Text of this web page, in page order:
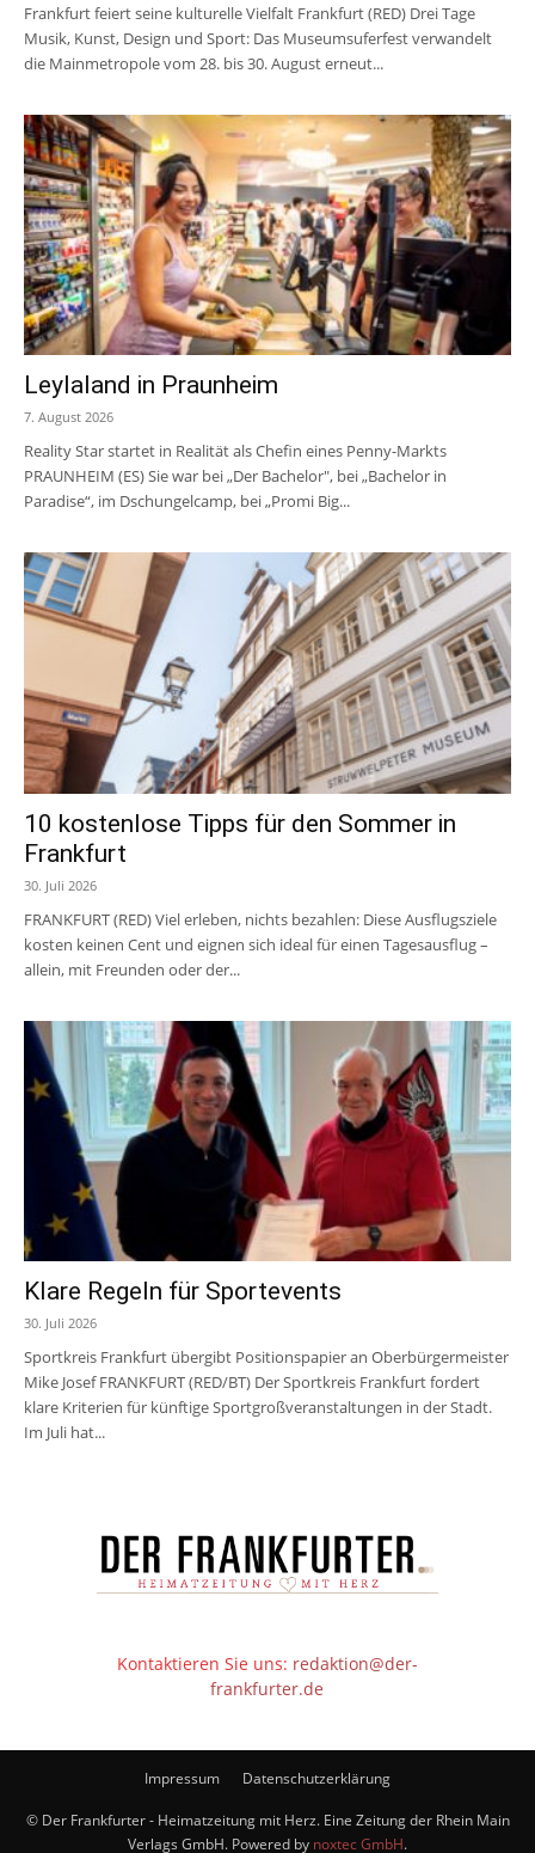
Frankfurt feiert seine kulturelle Vielfalt Frankfurt (RED) Drei Tage
Musik, Kunst, Design und Sport: Das Museumsuferfest verwandelt
die Mainmetropole vom 28. bis 30. August erneut...
Leylaland in Praunheim
7. August 2026
Reality Star startet in Realität als Chefin eines Penny-Markts
PRAUNHEIM (ES) Sie war bei „Der Bachelor", bei „Bachelor in
Paradise“, im Dschungelcamp, bei „Promi Big...
10 kostenlose Tipps für den Sommer in
Frankfurt
30. Juli 2026
FRANKFURT (RED) Viel erleben, nichts bezahlen: Diese Ausflugsziele
kosten keinen Cent und eignen sich ideal für einen Tagesausflug –
allein, mit Freunden oder der...
Klare Regeln für Sportevents
30. Juli 2026
Sportkreis Frankfurt übergibt Positionspapier an Oberbürgermeister
Mike Josef FRANKFURT (RED/BT) Der Sportkreis Frankfurt fordert
klare Kriterien für künftige Sportgroßveranstaltungen in der Stadt.
Im Juli hat...
Kontaktieren Sie uns: redaktion@der-
frankfurter.de
Impressum Datenschutzerklärung
© Der Frankfurter - Heimatzeitung mit Herz. Eine Zeitung der Rhein Main
Verlags GmbH. Powered by noxtec GmbH.